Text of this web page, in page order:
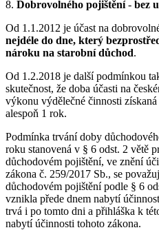
8. Dobrovolného pojištění- bez
Od 1.1.2012 je účast na
nejdéle do dne, který
nároku na starobní důchod.
Od 1.2.2018 je další podmínkou
skutečnost, že doba účasti na
výkonu výdělečné činnosti
alespoň 1 rok.
Podmínka trvání doby
roku stanovená v § 6 odst. 2 větě
důchodovém pojištění, ve znění
zákona č. 259/2017 Sb., se
důchodovém pojištění podle § 6
vznikla přede dnem nabytí
trvá i po tomto dni a přihláška k
nabytí účinnosti tohoto zákona.